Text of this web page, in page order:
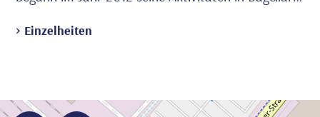
> Einzelheiten